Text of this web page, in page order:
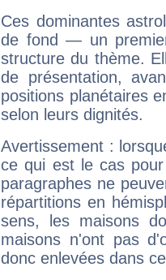
Ces dominantes
de fond — un
structure du thème.
de présentation,
positions planétaires
selon leurs dignités.
Avertissement :
ce qui est le cas
paragraphes ne
répartitions en
sens, les maisons
maisons n'ont pas
donc enlevées dans